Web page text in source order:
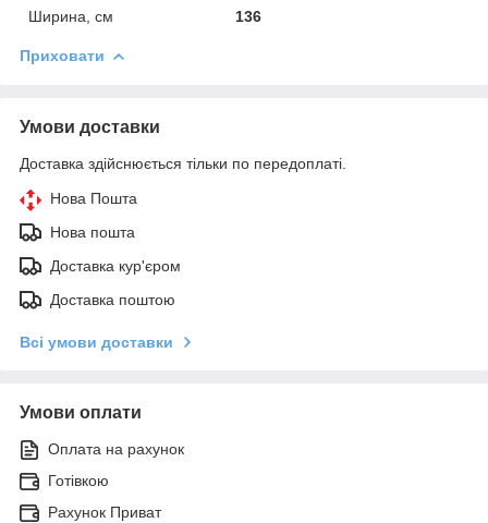
Ширина, см
136
Приховати
Умови доставки
Доставка здійснюється тільки по передоплаті.
Нова Пошта
Нова пошта
Доставка кур'єром
Доставка поштою
Всі умови доставки
Умови оплати
Оплата на рахунок
Готівкою
Рахунок Приват